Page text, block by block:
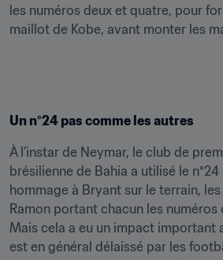
les numéros deux et quatre, pour
maillot de Kobe, avant monter les
Un n°24 pas comme les autres
À l'instar de Neymar, le club de
brésilienne de Bahia a utilisé le
hommage à Bryant sur le terrain,
Ramon portant chacun les
Mais cela a eu un impact important